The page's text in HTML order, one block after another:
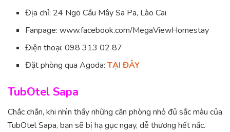
Địa chỉ: 24 Ngõ Cầu Mây Sa Pa, Lào Cai
Fanpage: www.facebook.com/MegaViewHomestay
Điện thoại: 098 313 02 87
Đặt phòng qua Agoda:TẠI ĐÂY
TubOtel Sapa
Chắc chắn, khi nhìn thấy những căn phòng nhỏ đủ sắc màu của
TubOtel Sapa, bạn sẽ bị hạ gục ngay, dễ thương hết nấc.